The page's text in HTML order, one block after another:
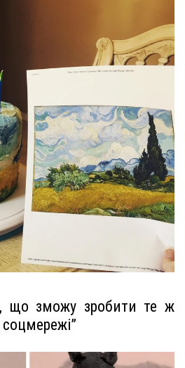
що зможу зробити те ж